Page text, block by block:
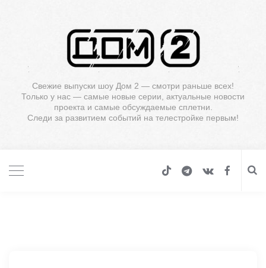
Свежие выпуски шоу Дом 2 — смотри раньше всех!
Только у нас — самые новые серии, актуальные новости
проекта и самые обсуждаемые сплетни.
Следи за развитием событий на телестройке первым!